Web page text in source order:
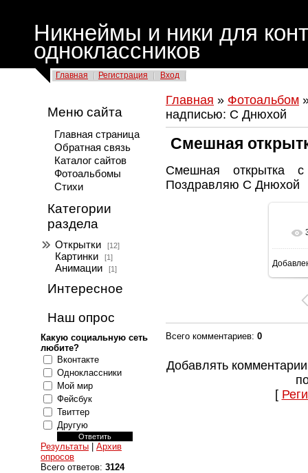
Никнеймы и ники для
одноклассников
Главная Регистрация Вход
Меню сайта
Главная страница
Обратная связь
Каталог сайтов
Фотоальбомы
Стихи
Категории
раздела
Открытки [12]
Картинки [1]
Анимации [1]
Интересное
Наш опрос
Какую социальную сеть
любите?
Вконтакте
Одноклассники
Мой мир
Фейсбук
Твиттер
Другую
Результаты
Архив
опросов
Всего ответов: 3124
Главная » Фотоальбом
надписью: С Днюхой
Смешная
Смешная открытка
Поздравляю С Днюхой
Всего комментариев: 0
Добавлять
[